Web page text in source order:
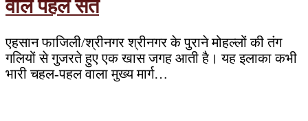
वाले पहले संत
एहसान फाजिली/श्रीनगर श्रीनगर के पुराने मोहल्लों की तंग
गलियों से गुजरते हुए एक खास जगह आती है। यह इलाका कभी
भारी चहल-पहल वाला मुख्य मार्ग…